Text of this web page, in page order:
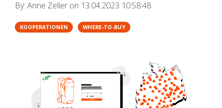
By: Anne Zeller on 13.04.2023 10:58:48
KOOPERATIONEN WHERE-TO-BUY